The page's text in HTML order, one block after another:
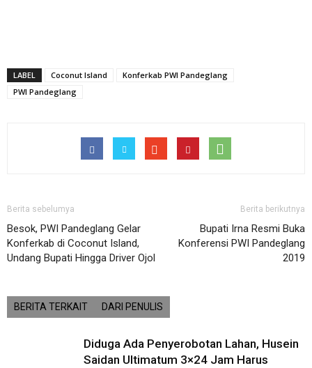
LABEL Coconut Island
Konferkab PWI Pandeglang
PWI Pandeglang
Berita sebelumya
Besok, PWI Pandeglang Gelar
Konferkab di Coconut Island,
Undang Bupati Hingga Driver Ojol
Berita berikutnya
Bupati Irna Resmi Buka
Konferensi PWI Pandeglang
2019
BERITA TERKAIT DARI PENULIS
Diduga Ada Penyerobotan Lahan, Husein
Saidan Ultimatum 3×24 Jam Harus